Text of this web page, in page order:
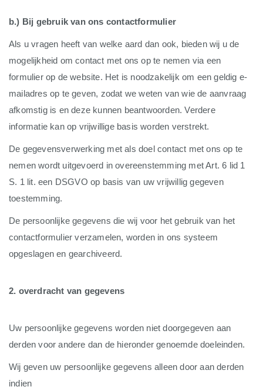
b.) Bij gebruik van ons contactformulier
Als u vragen heeft van welke aard dan ook, bieden wij u de
mogelijkheid om contact met ons op te nemen via een
formulier op de website. Het is noodzakelijk om een geldig e-
mailadres op te geven, zodat we weten van wie de aanvraag
afkomstig is en deze kunnen beantwoorden. Verdere
informatie kan op vrijwillige basis worden verstrekt.
De gegevensverwerking met als doel contact met ons op te
nemen wordt uitgevoerd in overeenstemming met Art. 6 lid 1
S. 1 lit. een DSGVO op basis van uw vrijwillig gegeven
toestemming.
De persoonlijke gegevens die wij voor het gebruik van het
contactformulier verzamelen, worden in ons systeem
opgeslagen en gearchiveerd.
2. overdracht van gegevens
Uw persoonlijke gegevens worden niet doorgegeven aan
derden voor andere dan de hieronder genoemde doeleinden.
Wij geven uw persoonlijke gegevens alleen door aan derden
indien